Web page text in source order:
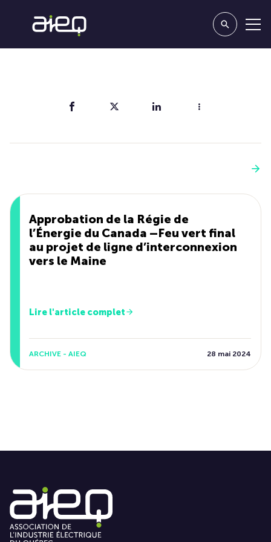
Approbation de la Régie de
l’Énergie du Canada –Feu vert final
au projet de ligne d’interconnexion
vers le Maine
Lire l'article complet
ARCHIVE - AIEQ 28 mai 2024